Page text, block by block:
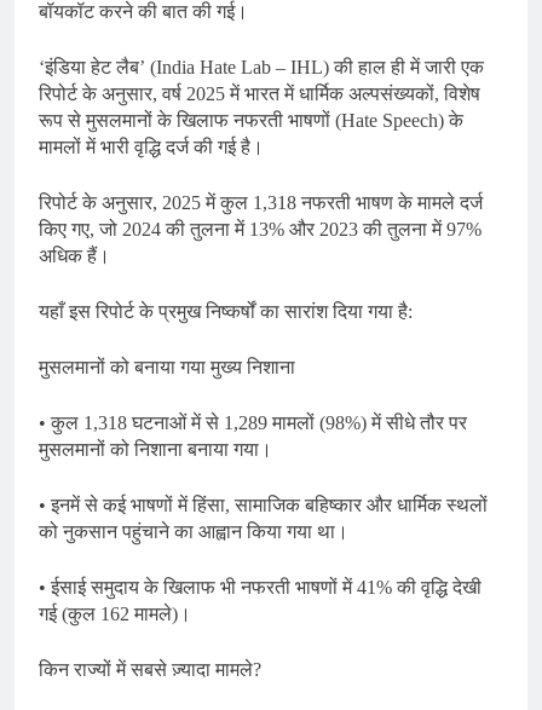
बॉयकॉट करने की बात की गई।
‘इंडिया हेट लैब’ (India Hate Lab – IHL) की हाल ही में जारी एक
रिपोर्ट के अनुसार, वर्ष 2025 में भारत में धार्मिक अल्पसंख्यकों, विशेष
रूप से मुसलमानों के खिलाफ नफरती भाषणों (Hate Speech) के
मामलों में भारी वृद्धि दर्ज की गई है।
रिपोर्ट के अनुसार, 2025 में कुल 1,318 नफरती भाषण के मामले दर्ज
किए गए, जो 2024 की तुलना में 13% और 2023 की तुलना में 97%
अधिक हैं।
यहाँ इस रिपोर्ट के प्रमुख निष्कर्षों का सारांश दिया गया है:
मुसलमानों को बनाया गया मुख्य निशाना
• कुल 1,318 घटनाओं में से 1,289 मामलों (98%) में सीधे तौर पर
मुसलमानों को निशाना बनाया गया।
• इनमें से कई भाषणों में हिंसा, सामाजिक बहिष्कार और धार्मिक स्थलों
को नुकसान पहुंचाने का आह्वान किया गया था।
• ईसाई समुदाय के खिलाफ भी नफरती भाषणों में 41% की वृद्धि देखी
गई (कुल 162 मामले)।
किन राज्यों में सबसे ज़्यादा मामले?